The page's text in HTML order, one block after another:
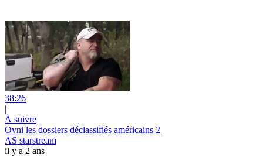
38:26
|
À suivre
Ovni les dossiers déclassifiés américains 2
AS starstream
il y a 2 ans